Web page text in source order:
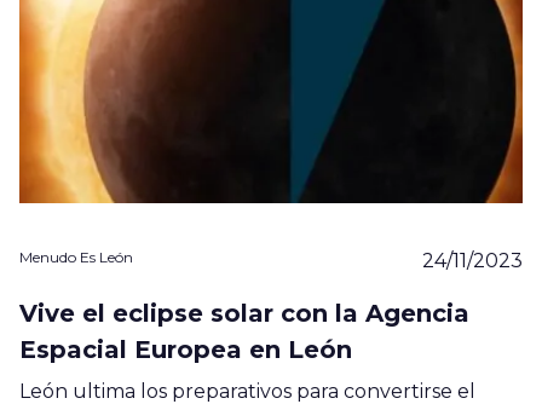
Menudo Es León 24/11/2023
Vive el eclipse solar con la Agencia
Espacial Europea en León
León ultima los preparativos para convertirse el